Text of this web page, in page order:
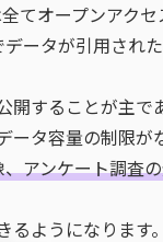
てオープンアク
ータが引用され
開することが主
タ容量の制限が
アンケート調査
るようになります。